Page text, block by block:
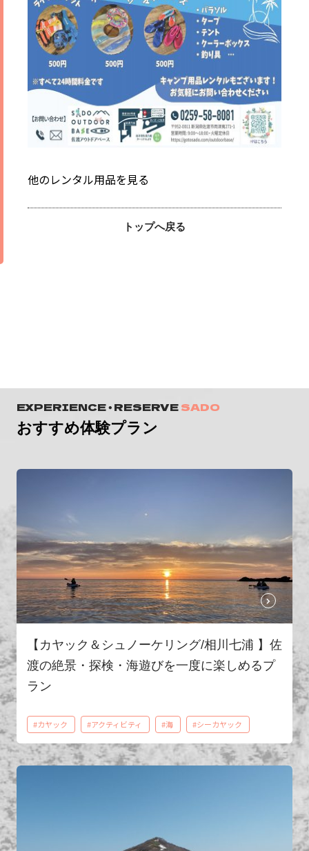
他のレンタル用品を見る
トップへ戻る
EXPERIENCE ・ RESERVESADO
おすすめ体験プラン
【カヤック＆シュノーケリング/相川七浦 】佐
渡の絶景・探検・海遊びを一度に楽しめるプ
ラン
#カヤック #アクティビティ #海 #シーカヤック